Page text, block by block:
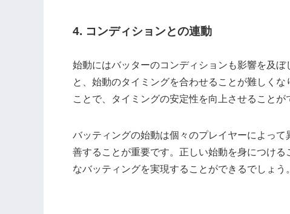
4. コンディションとの連動
始動にはバッターのコンディションも影響を及
と、始動のタイミングを合わせることが難しく
ことで、タイミングの安定性を向上させることが
バッティングの始動は個々のプレイヤーによっ
善することが重要です。正しい始動を身につけ
なバッティングを実現することができるでしょう。